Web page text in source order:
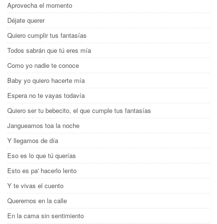
Aprovecha el momento
Déjate querer
Quiero cumplir tus fantasías
Todos sabrán que tú eres mía
Como yo nadie te conoce
Baby yo quiero hacerte mía
Espera no te vayas todavía
Quiero ser tu bebecito, el que cumple tus fantasías
Jangueamos toa la noche
Y llegamos de día
Eso es lo que tú querías
Esto es pa' hacerlo lento
Y te vivas el cuento
Querernos en la calle
En la cama sin sentimiento